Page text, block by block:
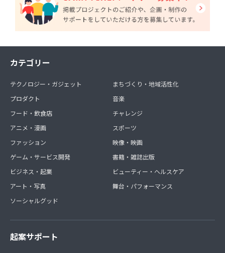
カテゴリー
テクノロジー・ガジェット
プロダクト
フード・飲食店
アニメ・漫画
ファッション
ゲーム・サービス開発
ビジネス・起業
アート・写真
ソーシャルグッド
まちづくり・地域活性化
音楽
チャレンジ
スポーツ
映像・映画
書籍・雑誌出版
ビューティー・ヘルスケア
舞台・パフォーマンス
起案サポート